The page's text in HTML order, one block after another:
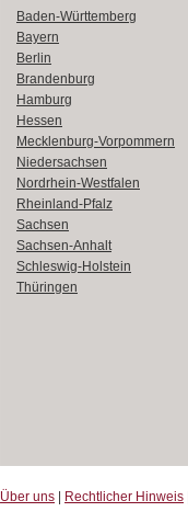
Baden-Württemberg
Bayern
Berlin
Brandenburg
Hamburg
Hessen
Mecklenburg-Vorpommern
Niedersachsen
Nordrhein-Westfalen
Rheinland-Pfalz
Sachsen
Sachsen-Anhalt
Schleswig-Holstein
Thüringen
Über uns Rechtlicher Hinweis